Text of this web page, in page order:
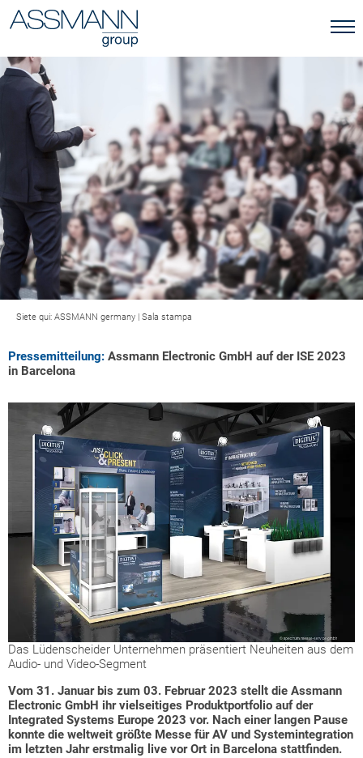
Siete qui: ASSMANN germany | Sala stampa
Pressemitteilung: Assmann Electronic GmbH auf der ISE 2023
in Barcelona
Das Lüdenscheider Unternehmen präsentiert Neuheiten aus dem
Audio- und Video-Segment
Vom 31. Januar bis zum 03. Februar 2023 stellt die Assmann
Electronic GmbH ihr vielseitiges Produktportfolio auf der
Integrated Systems Europe 2023 vor. Nach einer langen Pause
konnte die weltweit größte Messe für AV und Systemintegration
im letzten Jahr erstmalig live vor Ort in Barcelona stattfinden.